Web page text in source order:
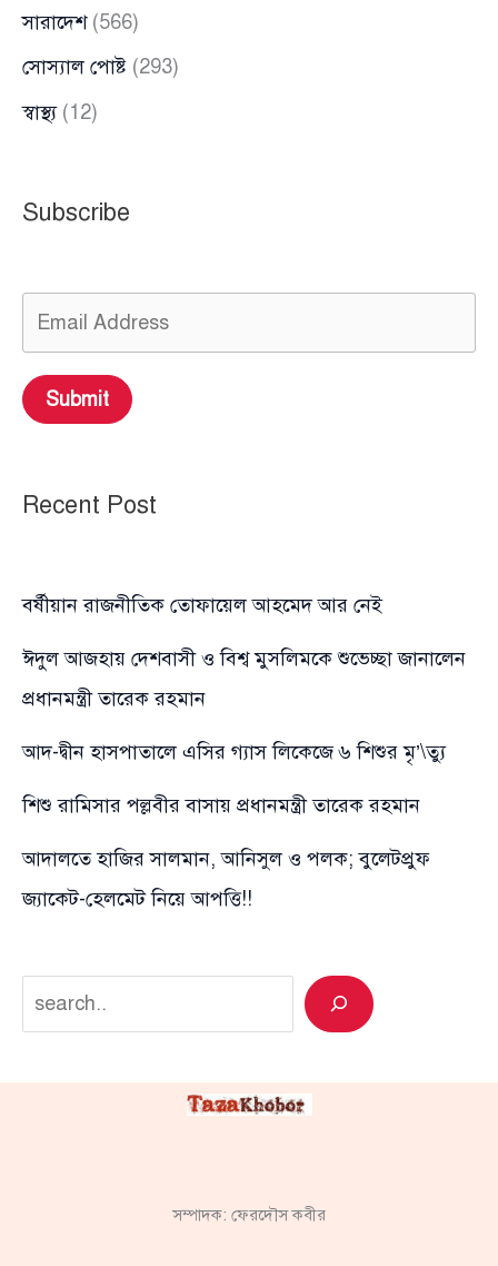
সারাদেশ(566)
সোস্যাল পোষ্ট (293)
স্বাস্থ্য(12)
Subscribe
Submit
Recent Post
বর্ষীয়ান রাজনীতিক তোফায়েল আহমেদ আর নেই
ঈদুল আজহায় দেশবাসী ও বিশ্ব মুসলিমকে শুভেচ্ছা জানালেন
প্রধানমন্ত্রী তারেক রহমান
আদ-দ্বীন হাসপাতালে এসির গ্যাস লিকেজে ৬ শিশুর মৃ’\ত্যু
শিশু রামিসার পল্লবীর বাসায় প্রধানমন্ত্রী তারেক রহমান
আদালতে হাজির সালমান, আনিসুল ও পলক; বুলেটপ্রুফ
জ্যাকেট-হেলমেট নিয়ে আপত্তি!!
Search
সম্পাদক: ফেরদৌস কবীর